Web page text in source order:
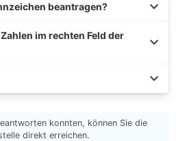
beantragen?
im rechten Feld der
konnten, können Sie die
direkt erreichen.